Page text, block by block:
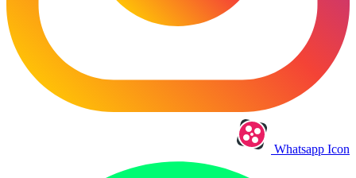
Whatsapp Icon